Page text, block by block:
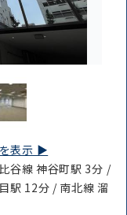
表示 ▶︎
谷線 神谷町駅 3分 /
駅 12分 / 南北線 溜